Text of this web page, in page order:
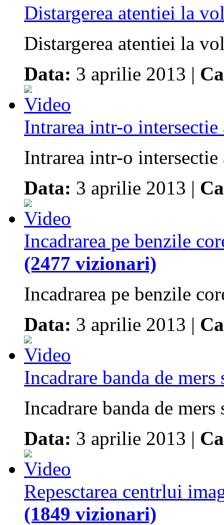
Distargerea atentiei la
Distargerea atentiei la
Data: 3 aprilie 2013 |
Intrarea intr-o
Intrarea intr-o intersectie
Data: 3 aprilie 2013 |
Incadrarea pe benzile
(2477 vizionari)
Incadrarea pe benzile
Data: 3 aprilie 2013 |
Incadrare banda de mers
Incadrare banda de mers
Data: 3 aprilie 2013 |
Repesctarea centrlui
(1849 vizionari)